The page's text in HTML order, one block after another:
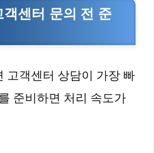
센터 문의 전 준
고객센터 상담이 가장 빠
준비하면 처리 속도가